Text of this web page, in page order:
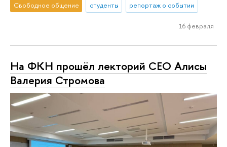
Свободное общение студенты репортаж о событии
16 февраля
На ФКН прошёл лекторий СЕО Алисы
Валерия Стромова